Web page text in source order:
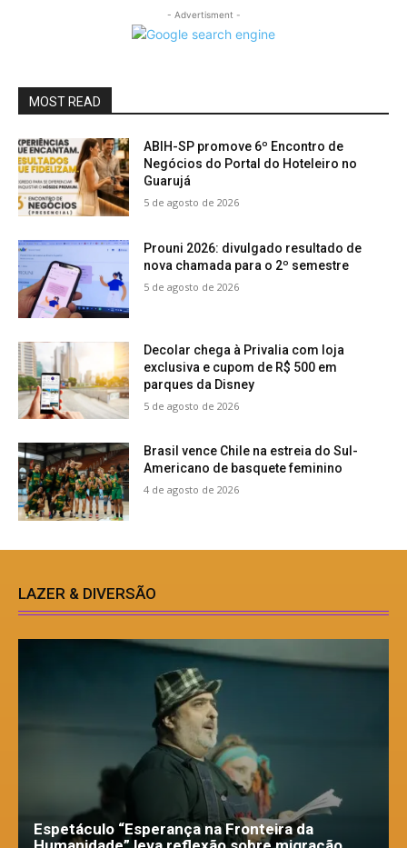
- Advertisment -
MOST READ
ABIH-SP promove 6º Encontro de
Negócios do Portal do Hoteleiro no
Guarujá
5 de agosto de 2026
Prouni 2026: divulgado resultado de
nova chamada para o 2º semestre
5 de agosto de 2026
Decolar chega à Privalia com loja
exclusiva e cupom de R$ 500 em
parques da Disney
5 de agosto de 2026
Brasil vence Chile na estreia do Sul-
Americano de basquete feminino
4 de agosto de 2026
LAZER & DIVERSÃO
Espetáculo “Esperança na Fronteira da